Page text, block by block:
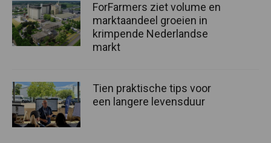
ForFarmers ziet volume en
marktaandeel groeien in
krimpende Nederlandse
markt
Tien praktische tips voor
een langere levensduur